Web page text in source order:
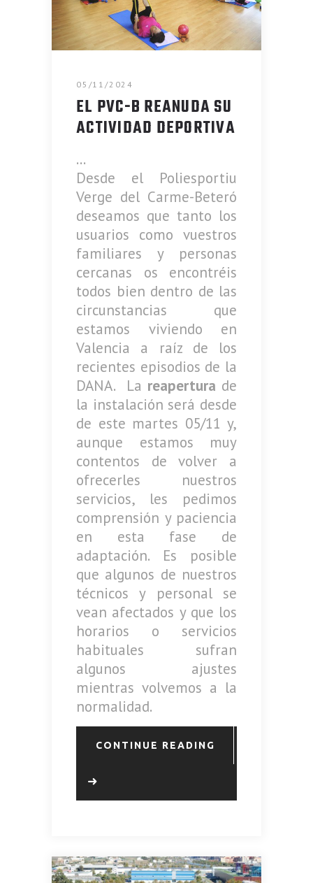
05/11/2024
EL PVC-B REANUDA SU
ACTIVIDAD DEPORTIVA
Desde el Poliesportiu
Verge del Carme-Beteró
deseamos que tanto los
usuarios como vuestros
familiares y personas
cercanas os encontréis
todos bien dentro de las
circunstancias que
estamos viviendo en
Valencia a raíz de los
recientes episodios de la
DANA. La reapertura de
la instalación será desde
de este martes 05/11 y,
aunque estamos muy
contentos de volver a
ofrecerles nuestros
servicios, les pedimos
comprensión y paciencia
en esta fase de
adaptación. Es posible
que algunos de nuestros
técnicos y personal se
vean afectados y que los
horarios o servicios
habituales sufran
algunos ajustes
mientras volvemos a la
normalidad.
CONTINUE READING